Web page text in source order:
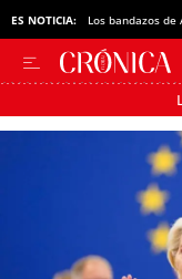
ES NOTICIA: Los bandazos de